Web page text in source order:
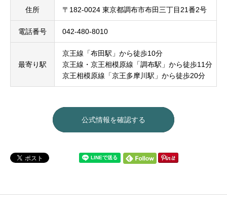
住所 〒182-0024 東京都調布市布田三丁目21番2号
電話番号 042-480-8010
最寄り駅
京王線「布田駅」から徒歩10分
京王線・京王相模原線「調布駅」から徒歩11分
京王相模原線「京王多摩川駅」から徒歩20分
公式情報を確認する